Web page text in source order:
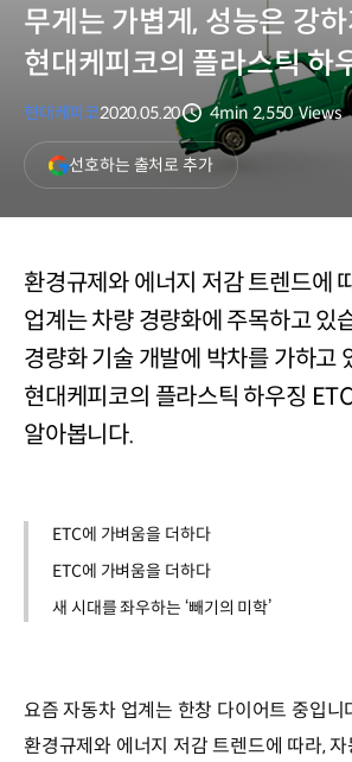
무게는 가볍게, 성능은 강
현대케피코의 플라스틱 하
현대케피코2020.05.20
분량
4min
조회수
2,550 Views
선호하는 출처로 추가(새
창
열림)
환경규제와 에너지 저감 트렌드에
업계는 차량 경량화에 주목하고 있
경량화 기술 개발에 박차를 가하고
현대케피코의 플라스틱 하우징
알아봅니다.
ETC에 가벼움을 더하다
ETC에 가벼움을 더하다
새 시대를 좌우하는 ‘빼기의 미학’
요즘 자동차 업계는 한창 다이어트 중입니
환경규제와 에너지 저감 트렌드에 따라,